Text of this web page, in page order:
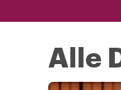
Alle